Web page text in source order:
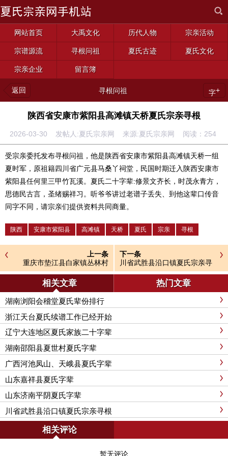
网站首页 大禹文化 历代人物 宗亲活动
宗谱源流 寻根问祖 夏氏古迹 夏氏文化
宗亲企业 留言簿
返回 寻根问祖 字+
陕西省安康市紫阳县高滩镇天桥夏氏宗亲寻根
2026-03-30 发帖人:夏氏宗亲网 来源:夏氏宗亲网 阅读： 254
受宗亲委托发布寻根问祖，他是陕西省安康市紫阳县高滩镇天桥一组
夏时军，原祖籍四川省广元县马桑丫祠堂，民国时期迁入陕西安康市
紫阳县任何里三甲竹瓦溪。夏氏二十字辈:修景文齐长，时茂永青方，
思德民古言，圣绪赐祥习。听爷爷讲过老谱子丢失、到他这辈口传音
同字不同，请宗亲们提供资料共同商量。
陕西 安康市紫阳县 高滩镇 天桥 夏氏 宗亲 寻根
上一条
重庆市垫江县白家镇丛林村
（小地名：花房子）寻根问祖
下一条
川省武胜县沿口镇夏氏宗亲寻
根
相关文章 热门文章
湖南浏阳会稽堂夏氏辈份排行
浙江天台夏氏续谱工作已经开始
辽宁大连地区夏氏家族二十字辈
湖南邵阳县夏世村夏氏字辈
广西河池凤山、天峨县夏氏字辈
山东嘉祥县夏氏字辈
山东济南平阴夏氏字辈
川省武胜县沿口镇夏氏宗亲寻根
相关评论
暂无评论